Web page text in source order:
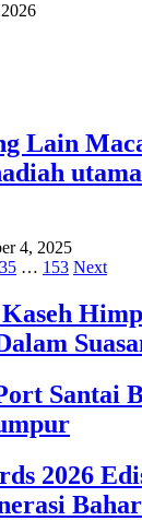
Lain
4, 2025
35 … 153 Next
Santai
2026